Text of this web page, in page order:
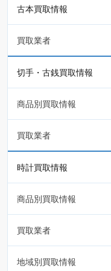
古本買取情報
買取業者
切手・古銭買取情報
商品別買取情報
買取業者
時計買取情報
商品別買取情報
買取業者
地域別買取情報